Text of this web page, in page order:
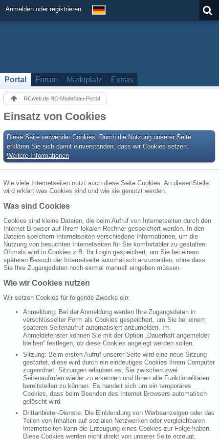
Anmelden oder registrieren
Portal Forum Marktplatz Extras
RCweb.de RC-Modellbau-Portal
Einsatz von Cookies
Diese Seite verwendet Cookies. Durch die Nutzung unserer Seite
erklären Sie sich damit einverstanden, dass wir Cookies setzen.
Weitere Informationen
Wie viele Internetseiten nutzt auch diese Seite Cookies. An dieser Stelle
wird erklärt was Cookies sind und wie sie genutzt werden.
Was sind Cookies
Cookies sind kleine Dateien, die beim Aufruf von Internetseiten durch den
Internet Browser auf Ihrem lokalen Rechner gespeichert werden. In den
Dateien speichern Internetseiten verschiedene Informationen, um die
Nutzung von besuchten Internetseiten für Sie komfortabler zu gestalten.
Oftmals wird in Cookies z.B. Ihr Login gespeichert, um Sie bei einem
späteren Besuch der Internetseite automatisch anzumelden, ohne dass
Sie Ihre Zugangsdaten noch einmal manuell eingeben müssen.
Wie wir Cookies nutzen
Wir setzen Cookies für folgende Zwecke ein:
Anmeldung: Bei der Anmeldung werden Ihre Zugangsdaten in
verschlüsselter Form als Cookies gespeichert, um Sie bei einem
späteren Seitenaufruf automatisiert anzumelden. Im
Anmeldefenster können Sie mit der Option „Dauerhaft angemeldet
bleiben“ festlegen, ob diese Cookies angelegt werden sollen.
Sitzung: Beim ersten Aufruf unserer Seite wird eine neue Sitzung
gestartet, diese wird durch ein eindeutiges Cookies Ihrem Computer
zugeordnet. Sitzungen erlauben es, Sie zwischen zwei
Seitenaufrufen wieder zu erkennen und Ihnen alle Funktionalitäten
bereitstellen zu können. Es handelt sich um ein temporäres
Cookies, dass beim Beenden des Internet Browsers automatisch
gelöscht wird.
Drittanbieter-Dienste: Die Einblendung von Werbeanzeigen oder das
Teilen von Inhalten auf sozialen Netzwerken oder vergleichbaren
Internetseiten kann die Erzeugung eines Cookies zur Folge haben.
Diese Cookies werden nicht direkt von unserer Seite erzeugt,